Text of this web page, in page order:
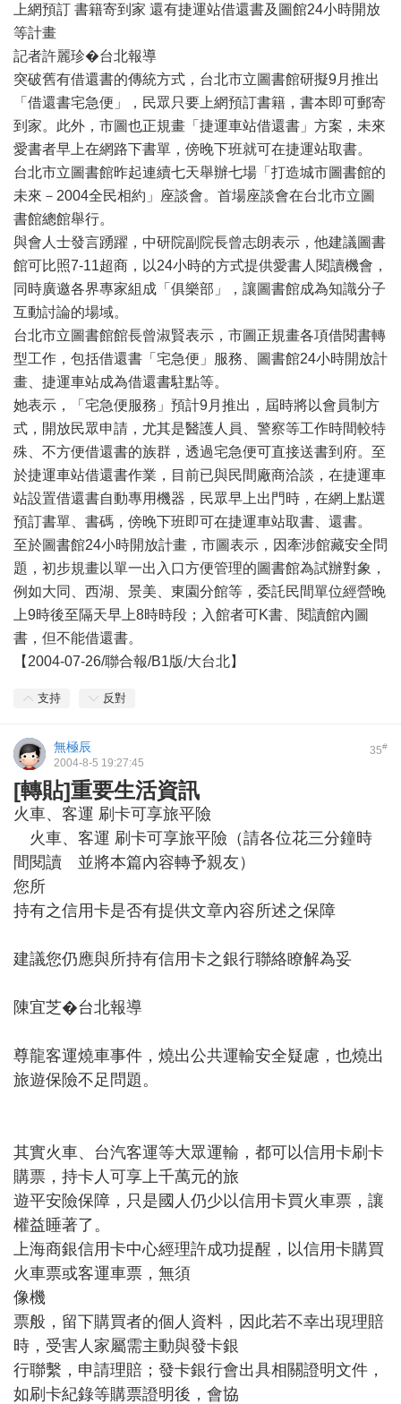
上網預訂 書籍寄到家 還有捷運站借還書及圖館24小時開放
等計畫
記者許麗珍�台北報導
突破舊有借還書的傳統方式，台北市立圖書館研擬9月推出
「借還書宅急便」，民眾只要上網預訂書籍，書本即可郵寄
到家。此外，市圖也正規畫「捷運車站借還書」方案，未來
愛書者早上在網路下書單，傍晚下班就可在捷運站取書。
台北市立圖書館昨起連續七天舉辦七場「打造城市圖書館的
未來－2004全民相約」座談會。首場座談會在台北市立圖
書館總館舉行。
與會人士發言踴躍，中研院副院長曾志朗表示，他建議圖書
館可比照7-11超商，以24小時的方式提供愛書人閱讀機會，
同時廣邀各界專家組成「俱樂部」，讓圖書館成為知識分子
互動討論的場域。
台北市立圖書館館長曾淑賢表示，市圖正規畫各項借閱書轉
型工作，包括借還書「宅急便」服務、圖書館24小時開放計
畫、捷運車站成為借還書駐點等。
她表示，「宅急便服務」預計9月推出，屆時將以會員制方
式，開放民眾申請，尤其是醫護人員、警察等工作時間較特
殊、不方便借還書的族群，透過宅急便可直接送書到府。至
於捷運車站借還書作業，目前已與民間廠商洽談，在捷運車
站設置借還書自動專用機器，民眾早上出門時，在網上點選
預訂書單、書碼，傍晚下班即可在捷運車站取書、還書。
至於圖書館24小時開放計畫，市圖表示，因牽涉館藏安全問
題，初步規畫以單一出入口方便管理的圖書館為試辦對象，
例如大同、西湖、景美、東園分館等，委託民間單位經營晚
上9時後至隔天早上8時時段；入館者可K書、閱讀館內圖
書，但不能借還書。
【2004-07-26/聯合報/B1版/大台北】
支持 反對
35#
無極辰
2004-8-5 19:27:45
[轉貼]重要生活資訊
火車、客運 刷卡可享旅平險
火車、客運 刷卡可享旅平險（請各位花三分鐘時
間閱讀 並將本篇內容轉予親友）
您所
持有之信用卡是否有提供文章內容所述之保障
建議您仍應與所持有信用卡之銀行聯絡瞭解為妥
陳宜芝�台北報導
尊龍客運燒車事件，燒出公共運輸安全疑慮，也燒出
旅遊保險不足問題。
其實火車、台汽客運等大眾運輸，都可以信用卡刷卡
購票，持卡人可享上千萬元的旅
遊平安險保障，只是國人仍少以信用卡買火車票，讓
權益睡著了。
上海商銀信用卡中心經理許成功提醒，以信用卡購買
火車票或客運車票，無須
像機
票般，留下購買者的個人資料，因此若不幸出現理賠
時，受害人家屬需主動與發卡銀
行聯繫，申請理賠；發卡銀行會出具相關證明文件，
如刷卡紀錄等購票證明後，會協